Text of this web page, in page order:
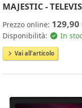
MAJESTIC -
Prezzo online: 129,90
Disponibilità: In
Vai all'articolo